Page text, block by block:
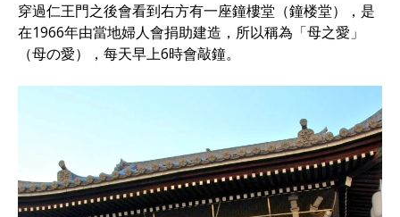
穿過仁王門之後會看到右方有一座鐘樓堂（鐘楼堂），是
在1966年由當地婦人會捐助建造，所以稱為「母之愛」
（母の愛），每天早上6時會敲鐘。